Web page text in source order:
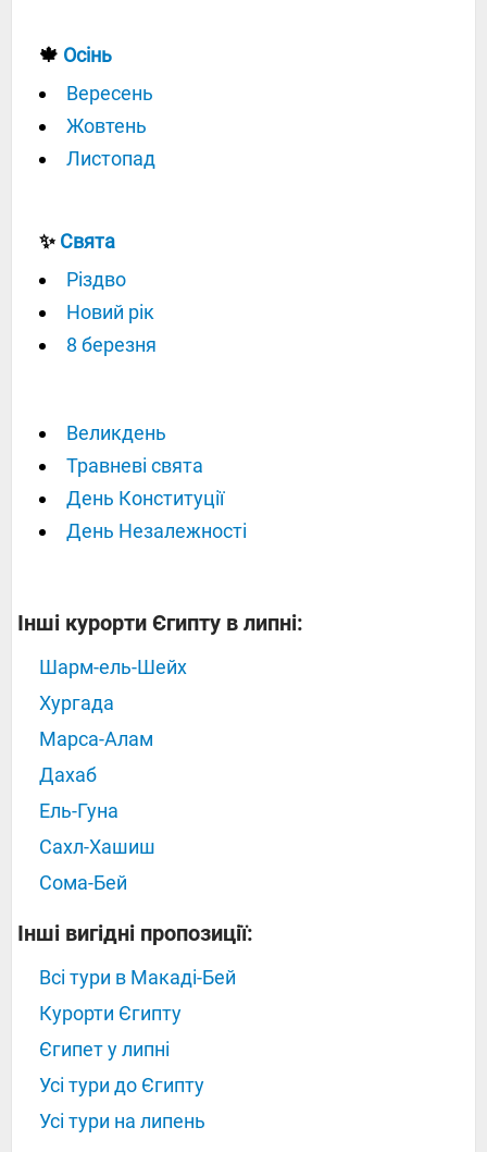
🍁 Осінь
Вересень
Жовтень
Листопад
✨Свята
Різдво
Новий рік
8 березня
Великдень
Травневі свята
День Конституції
День Незалежності
Інші курорти Єгипту в липні:
Шарм-ель-Шейх
Хургада
Марса-Алам
Дахаб
Ель-Гуна
Сахл-Хашиш
Сома-Бей
Інші вигідні пропозиції:
Всі тури в Макаді-Бей
Курорти Єгипту
Єгипет у липні
Усі тури до Єгипту
Усі тури на липень